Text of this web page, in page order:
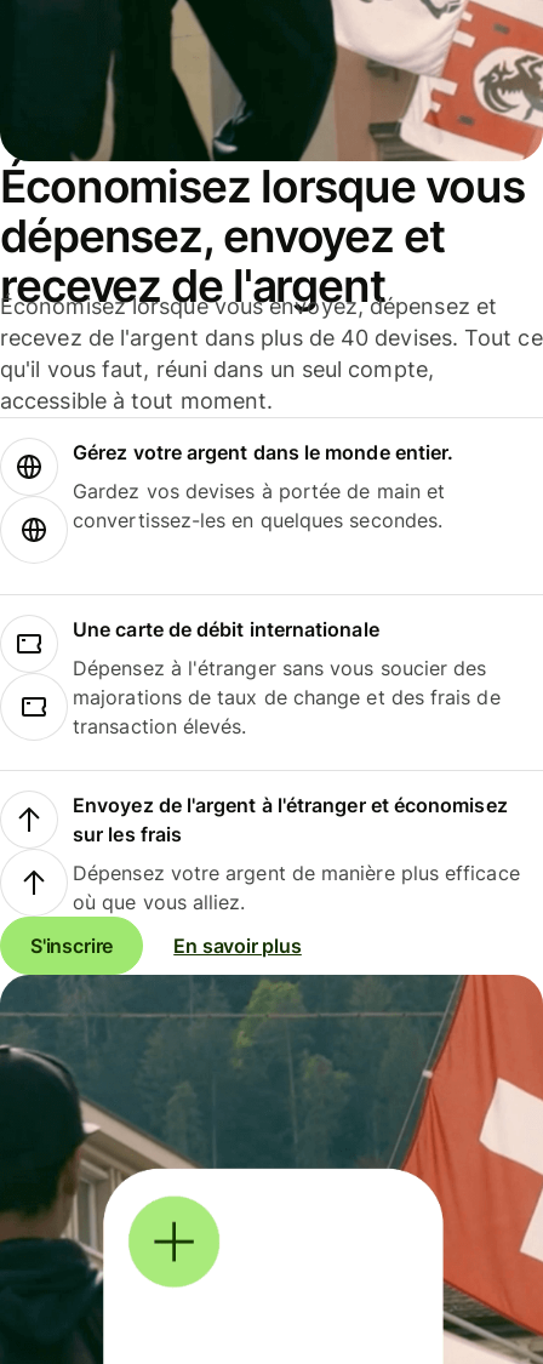
Économisez lorsque vous
dépensez, envoyez et
recevez de l'argent
Économisez lorsque vous envoyez, dépensez et
recevez de l'argent dans plus de 40 devises. Tout ce
qu'il vous faut, réuni dans un seul compte,
accessible à tout moment.
Gérez votre argent dans le monde entier.
Gardez vos devises à portée de main et
convertissez-les en quelques secondes.
Une carte de débit internationale
Dépensez à l'étranger sans vous soucier des
majorations de taux de change et des frais de
transaction élevés.
Envoyez de l'argent à l'étranger et économisez
sur les frais
Dépensez votre argent de manière plus efficace
où que vous alliez.
S'inscrire
En savoir plus